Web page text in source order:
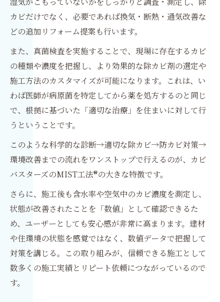
カビだけでなく、必要であれば換気・断熱・通気改善な
どの追加リフォーム提案も行います。
また、真菌検査を実施することで、現場に存在するカビ
の種類や濃度を把握し、より効果的な除カビ剤の選定や
施工方法のカスタマイズが可能になります。これは、い
わば医師が病原菌を特定してから薬を処方するのと同じ
で、根拠に基づいた「適切な治療」を住まいに対して行
うということです。
このような科学的な診断→適切な除カビ→防カビ対策→
環境改善までの流れをワンストップで行えるのが、カビ
バスターズのMIST工法®の大きな特徴です。
さらに、施工後も含水率や空気中のカビ濃度を測定し、
状態が改善されたことを「数値」として確認できるた
め、ユーザーとしても安心感が非常に高まります。建材
や住環境の状態を感覚ではなく、数値データで把握して
対策を講じる。この取り組みが、信頼できる施工として
数多くの施工実績とリピート依頼につながっているので
す。